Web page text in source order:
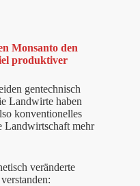
Monsanto den
produktiver
gentechnisch
haben
konventionelles
Landwirtschaft mehr
veränderte